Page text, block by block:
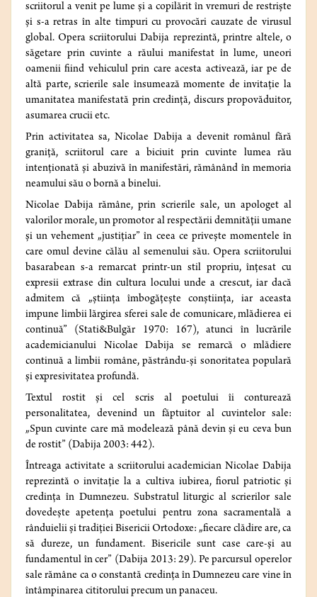
scriitorul a venit pe lume și a copilărit în vremuri de restriște
și s-a retras în alte timpuri cu provocări cauzate de virusul
global. Opera scriitorului Dabija reprezintă, printre altele, o
săgetare prin cuvinte a răului manifestat în lume, uneori
oamenii fiind vehiculul prin care acesta activează, iar pe de
altă parte, scrierile sale însumează momente de invitație la
umanitatea manifestată prin credință, discurs propovăduitor,
asumarea crucii etc.
Prin activitatea sa, Nicolae Dabija a devenit românul fără
graniță, scriitorul care a biciuit prin cuvinte lumea rău
intenționată și abuzivă în manifestări, rămânând în memoria
neamului său o bornă a binelui.
Nicolae Dabija rămâne, prin scrierile sale, un apologet al
valorilor morale, un promotor al respectării demnității umane
și un vehement „justițiar” în ceea ce privește momentele în
care omul devine călău al semenului său. Opera scriitorului
basarabean s-a remarcat printr-un stil propriu, înțesat cu
expresii extrase din cultura locului unde a crescut, iar dacă
admitem că „știința îmbogățește conștiința, iar aceasta
impune limbii lărgirea sferei sale de comunicare, mlădierea ei
continuă” (Stati&Bulgăr 1970: 167), atunci în lucrările
academicianului Nicolae Dabija se remarcă o mlădiere
continuă a limbii române, păstrându-și sonoritatea populară
și expresivitatea profundă.
Textul rostit și cel scris al poetului îi conturează
personalitatea, devenind un făptuitor al cuvintelor sale:
„Spun cuvinte care mă modelează până devin și eu ceva bun
de rostit” (Dabija 2003: 442).
Întreaga activitate a scriitorului academician Nicolae Dabija
reprezintă o invitație la a cultiva iubirea, fiorul patriotic și
credința în Dumnezeu. Substratul liturgic al scrierilor sale
dovedește apetența poetului pentru zona sacramentală a
rânduielii și tradiției Bisericii Ortodoxe: „fiecare clădire are, ca
să dureze, un fundament. Bisericile sunt case care-și au
fundamentul în cer” (Dabija 2013: 29). Pe parcursul operelor
sale rămâne ca o constantă credința în Dumnezeu care vine în
întâmpinarea cititorului precum un panaceu.